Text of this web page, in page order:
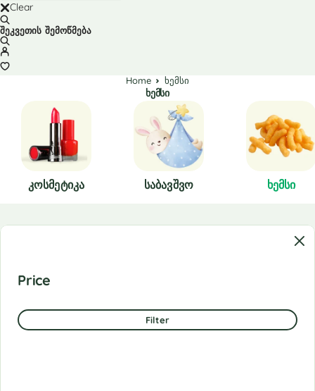
Clear
შეკვეთის შემოწმება
Home ხემსი
ხემსი
Კოსმეტიკა Საბავშვო Ხემსი
Price
Filter